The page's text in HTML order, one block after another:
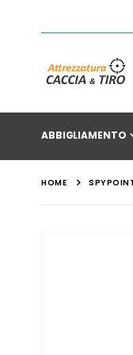
ABBIGLIAMENTO
HOME